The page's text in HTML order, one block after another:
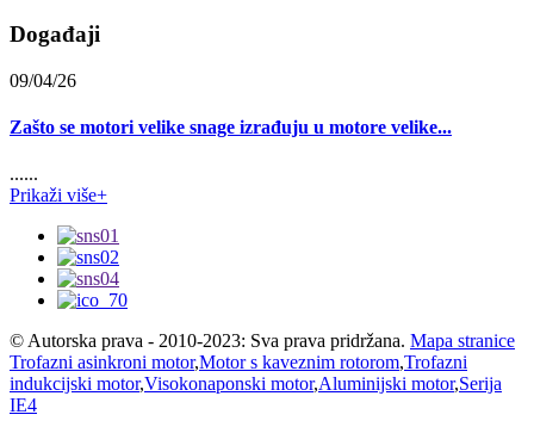
Događaji
09/04/26
Zašto se motori velike snage izrađuju u motore velike...
......
Prikaži više+
© Autorska prava - 2010-2023: Sva prava pridržana. Mapa stranice
Trofazni asinkroni motor,Motor s kaveznim rotorom,Trofazni
indukcijski motor,Visokonaponski motor,Aluminijski motor,Serija
IE4